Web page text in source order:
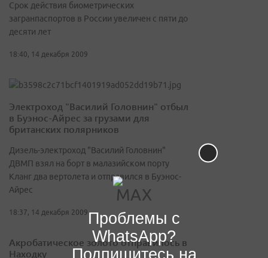
Срок действия биометрических
загранпаспортов в России увеличен с пяти до
десяти лет
18:40, 14 декабря 2009
Электроход "Василий Головнин" отбыл
в Буэнос-Айрес за грузами для
британских полярников
Дизель-электроход "Василий Головнин"
ДВМП взял на борт в малазийском порту
Кланг два вертолета и отправился в Буэнос-
Айрес
18:37, 14 декабря 2009
Акробатическое золото отправилось в
Находку
Проблемы с
WhatsApp?
Подпишитесь на